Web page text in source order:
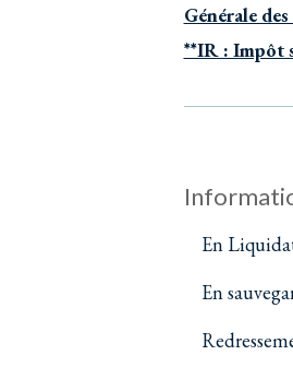
Générale
**IR : Impôt
En
En